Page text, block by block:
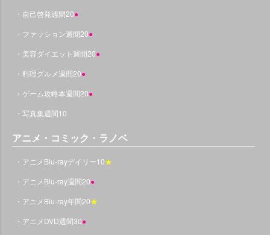
・自己啓発週間20●
・ファッション週間20●
・美容ダイエット週間20●
・料理グルメ週間20●
・ゲーム攻略本週間20●
・写真集週間10
アニメ・コミック・ラノベ
・アニメBlu-rayデイリー10★
・アニメBlu-ray週間20●
・アニメBlu-ray年間20★
・アニメDVD週間30●